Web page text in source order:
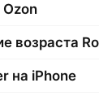
на iPhone